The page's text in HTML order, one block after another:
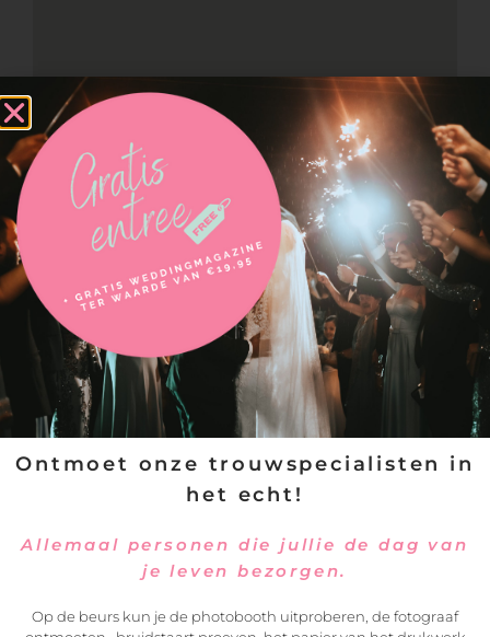
Neem contact op met
WedsByBembregts | Boukje Embregts
Ontmoet onze trouwspecialisten in
het echt!
Allemaal personen die jullie de dag van
je leven bezorgen.
Op de beurs kun je de photobooth uitproberen, de fotograaf